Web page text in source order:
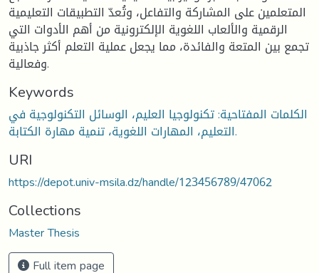
المتعلمين على المشاركة والتفاعل، وتُعدّ التطبيقات التعليمية
الرقمية والألعاب اللغوية الإلكترونية من أهم الأدوات التي
تجمع بين المتعة والفائدة، مما يجعل عملية التعلم أكثر جاذبية
وفعالية.
Keywords
الكلمات المفتاحية: تكنولوجيا العليم، الوسائل التكنولوجية في
التعليم، المهارات اللغوية، تنمية مهارة الكتابة.
URI
https://depot.univ-msila.dz/handle/123456789/47062
Collections
Master Thesis
Full item page